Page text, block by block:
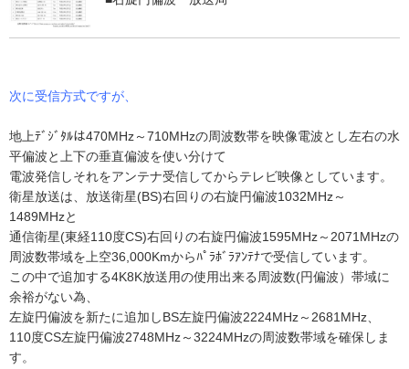
次に受信方式ですが、
地上ﾃﾞｼﾞﾀﾙは470MHz～710MHzの周波数帯を映像電波とし左右の水
平偏波と上下の垂直偏波を使い分けて
電波発信しそれをアンテナ受信してからテレビ映像としています。
衛星放送は、放送衛星(BS)右回りの右旋円偏波1032MHz～
1489MHzと
通信衛星(東経110度CS)右回りの右旋円偏波1595MHz～2071MHzの
周波数帯域を上空36,000Kmからﾊﾟﾗﾎﾞﾗｱﾝﾃﾅで受信しています。
この中で追加する4K8K放送用の使用出来る周波数(円偏波）帯域に
余裕がない為、
左旋円偏波を新たに追加しBS左旋円偏波2224MHz～2681MHz、
110度CS左旋円偏波2748MHz～3224MHzの周波数帯域を確保しま
す。